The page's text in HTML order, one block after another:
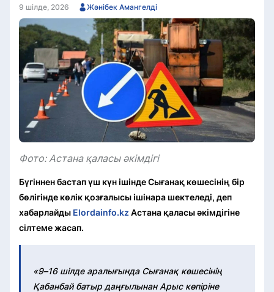
9 шілде, 2026 Жәнібек Амангелді
Фото: Астана қаласы әкімдігі
Бүгіннен бастап үш күн ішінде Сығанақ көшесінің бір
бөлігінде көлік қозғалысы ішінара шектеледі, деп
хабарлайды Elordainfo.kz Астана қаласы әкімдігіне
сілтеме жасап.
«9–16 шілде аралығында Сығанақ көшесінің
Қабанбай батыр даңғылынан Арыс көпіріне